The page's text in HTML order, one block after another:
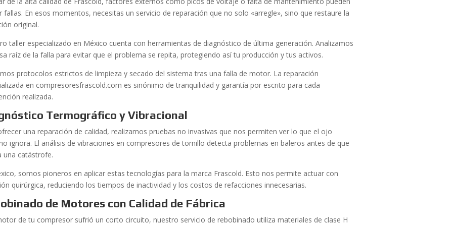
fallas. En esos momentos, necesitas un servicio de reparación que no solo «arregle», sino que restaure la
original.
taller especializado en México cuenta con herramientas de diagnóstico de última generación. Analizamos
raíz de la falla para evitar que el problema se repita, protegiendo así tu producción y tus activos.
protocolos estrictos de limpieza y secado del sistema tras una falla de motor. La reparación
en compresoresfrascold.com es sinónimo de tranquilidad y garantía por escrito para cada
realizada.
Termográfico y Vibracional
una reparación de calidad, realizamos pruebas no invasivas que nos permiten ver lo que el ojo
ignora. El análisis de vibraciones en compresores de tornillo detecta problemas en baleros antes de que
una catástrofe.
somos pioneros en aplicar estas tecnologías para la marca Frascold. Esto nos permite actuar con
quirúrgica, reduciendo los tiempos de inactividad y los costos de refacciones innecesarias.
de Motores con Calidad de Fábrica
de tu compresor sufrió un corto circuito, nuestro servicio de rebobinado utiliza materiales de clase H